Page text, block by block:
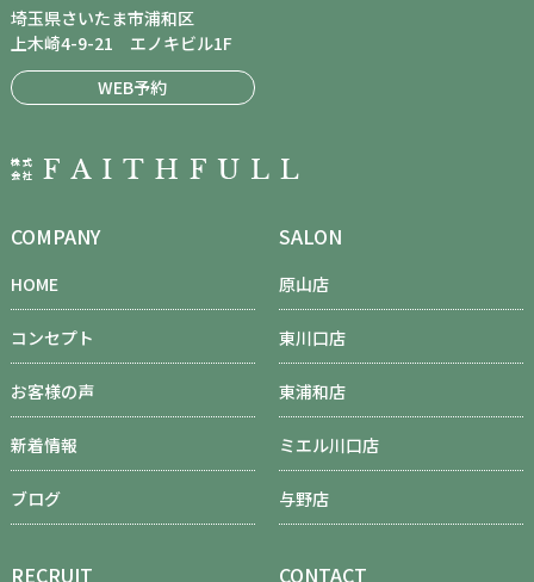
埼玉県さいたま市浦和区
上木崎4-9-21 エノキビル1F
WEB予約
COMPANY
HOME
コンセプト
お客様の声
新着情報
ブログ
SALON
原山店
東川口店
東浦和店
ミエル川口店
与野店
RECRUIT CONTACT